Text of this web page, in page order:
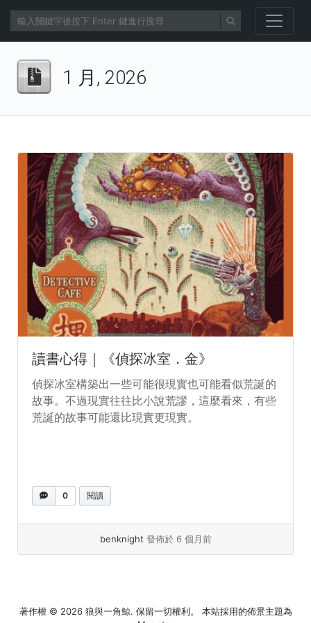
1 月, 2026
讀書心得｜《偵探冰室．金》
偵探冰室構築出一些可能很現實也可能看似荒誕的
故事。不過現實往往比小說荒謬，這麼看來，有些
荒誕的故事可能還比現實更現實。
0 閱讀
benknight 發佈於 6 個月前
著作權 © 2026 狼與一角鯨. 保留一切權利。 本站採用的佈景主題為